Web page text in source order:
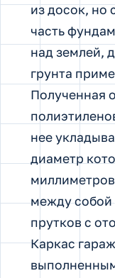
из досок, но
часть
над землей,
грунта
Полученная
нее
диаметр
между
прутков с
Каркас